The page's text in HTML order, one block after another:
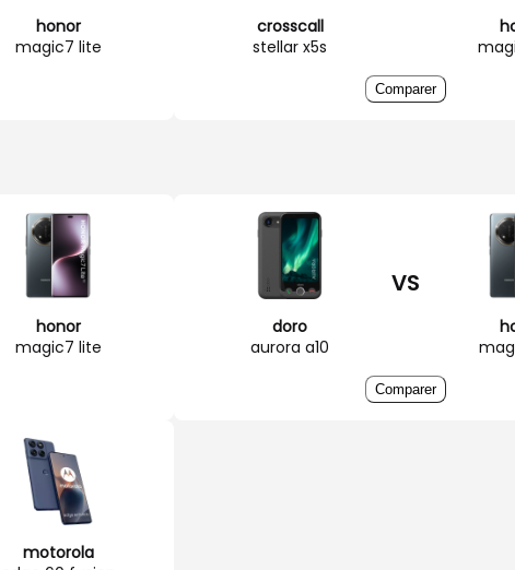
honor
magic7 lite
crosscall
stellar x5s
Comparer
honor
magic7 lite
doro
aurora a10
VS
Comparer
motorola